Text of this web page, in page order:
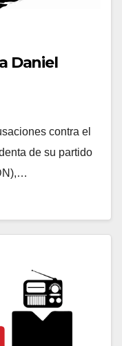
Daniel
contra el
de su partido